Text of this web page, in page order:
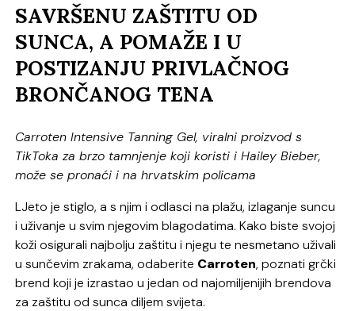
SAVRŠENU ZAŠTITU OD
SUNCA, A POMAŽE I U
POSTIZANJU PRIVLAČNOG
BRONČANOG TENA
Carroten Intensive Tanning Gel, viralni proizvod s
TikToka za brzo tamnjenje koji koristi i Hailey Bieber,
može se pronaći i na hrvatskim policama
LJeto je stiglo, a s njim i odlasci na plažu, izlaganje suncu
i uživanje u svim njegovim blagodatima. Kako biste svojoj
koži osigurali najbolju zaštitu i njegu te nesmetano uživali
u sunčevim zrakama, odaberite Carroten, poznati grčki
brend koji je izrastao u jedan od najomiljenijih brendova
za zaštitu od sunca diljem svijeta.